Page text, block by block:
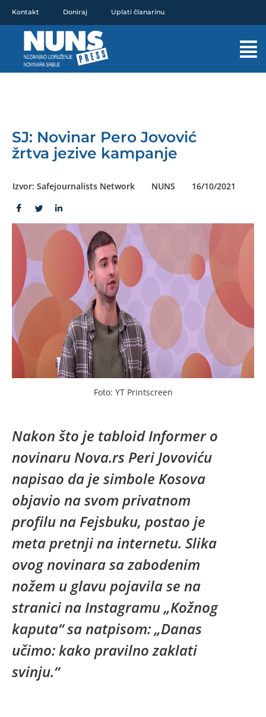
sadržaj
Kontakt Doniraj Uplati članarinu
SJ: Novinar Pero Jovović
žrtva jezive kampanje
Izvor: Safejournalists Network NUNS 16/10/2021
Foto: YT Printscreen
Nakon što je tabloid Informer o
novinaru Nova.rs Peri Jovoviću
napisao da je simbole Kosova
objavio na svom privatnom
profilu na Fejsbuku, postao je
meta pretnji na internetu. Slika
ovog novinara sa zabodenim
nožem u glavu pojavila se na
stranici na Instagramu „Kožnog
kaputa“ sa natpisom: „Danas
učimo: kako pravilno zaklati
svinju.“